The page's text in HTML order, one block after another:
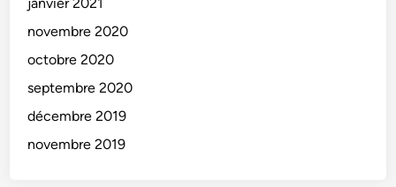
novembre 2020
octobre 2020
septembre 2020
décembre 2019
novembre 2019